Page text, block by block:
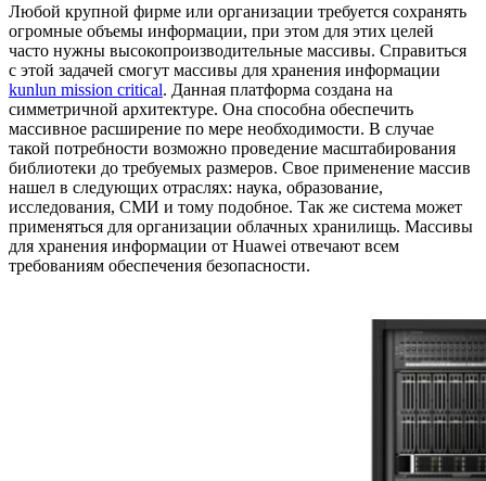
Любой крупной фирме или организации требуется сохранять
огромные объемы информации, при этом для этих целей
часто нужны высокопроизводительные массивы. Справиться
с этой задачей смогут массивы для хранения информации
kunlun mission critical. Данная платформа создана на
симметричной архитектуре. Она способна обеспечить
массивное расширение по мере необходимости. В случае
такой потребности возможно проведение масштабирования
библиотеки до требуемых размеров. Свое применение массив
нашел в следующих отраслях: наука, образование,
исследования, СМИ и тому подобное. Так же система может
применяться для организации облачных хранилищь. Массивы
для хранения информации от Huawei отвечают всем
требованиям обеспечения безопасности.